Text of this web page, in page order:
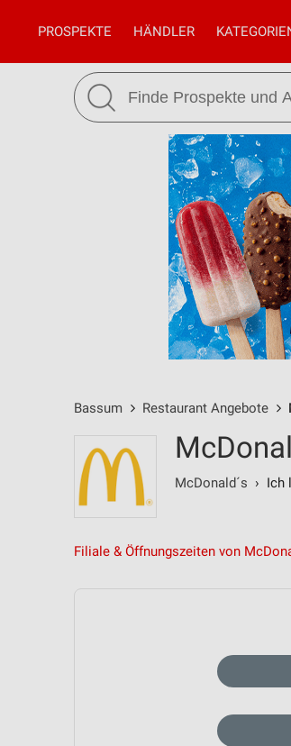
PROSPEKTE HÄNDLER
Bassum Restaurant Angebote
McDonald´s › Ich
Filiale & Öffnungszeiten von